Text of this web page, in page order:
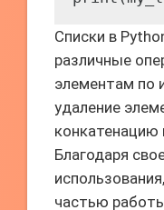
Списки в
различные
элементам по
удаление
конкатенацию
Благодаря
частью